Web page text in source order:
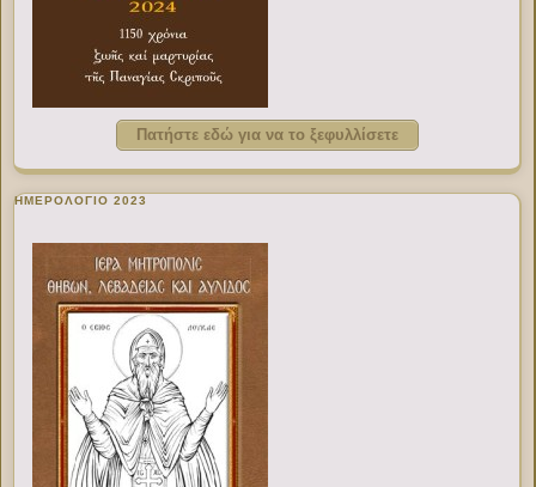
Πατήστε εδώ για να το ξεφυλλίσετε
ΗΜΕΡΟΛΟΓΙΟ 2023